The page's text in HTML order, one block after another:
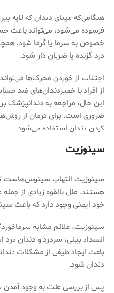
هنگامی‌که مینای دندان که لایه
فرسوده می‌شود، می‌تواند باعث
خصوص به سرما یا گرما شود.
درد گزنده یا ضربان دار شود.
اجتناب از خوردن محرک‌ها
از افراد با خمیردندان‌های ضد
این حال، مراجعه به دندانپزشک
ضروری است. برای درمان از
کردن دندان استفاده می‌شود.
سینوزیت
سینوزیت التهاب سینوس‌هاست
هستند. علل بالقوه زیادی از
خود ایمنی وجود دارد که باعث
سینوزیت، علائم مشابه
انسداد بینی، سردرد و دندان
باعث ایجاد طیفی از مشکلات
دندان شود.
پس از بررسی علت به وجود آمدن